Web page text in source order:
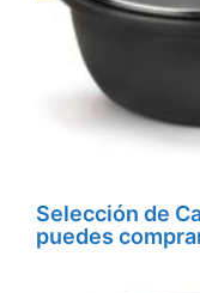
Selección de
puedes